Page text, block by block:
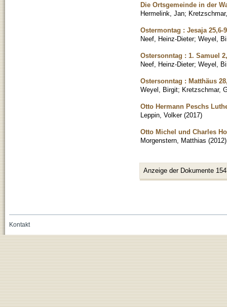
Die Ortsgemeinde in der
Hermelink, Jan;
Ostermontag : Jesaja 25,6-
Neef, Heinz-Dieter; Weyel,
Ostersonntag : 1. Samuel
Neef, Heinz-Dieter; Weyel,
Ostersonntag : Matthäus
Weyel, Birgit; Kretzschmar,
Otto Hermann Peschs
Leppin, Volker (2017)
Otto Michel und Charles
Morgenstern, Matthias (2012)
Anzeige der Dokumente
Kontakt